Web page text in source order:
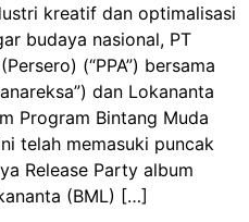
kreatif dan optimalisasi
budaya nasional, PT
(“PPA”) bersama
dan Lokananta
Program Bintang Muda
telah memasuki puncak
Release Party album
(BML) […]